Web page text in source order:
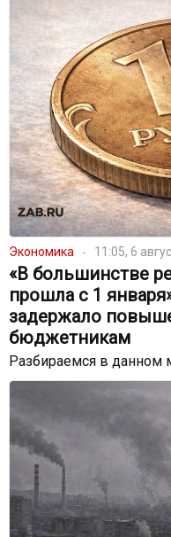
Экономика 11:05, 6
«В большинстве
прошла с 1
задержало
бюджетникам
Разбираемся в данном